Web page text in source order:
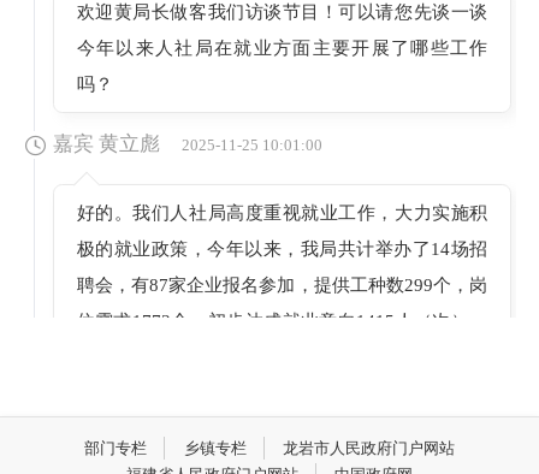
欢迎黄局长做客我们访谈节目！可以请您先谈一谈
今年以来人社局在就业方面主要开展了哪些工作
吗？
嘉宾 黄立彪 2025-11-25 10:01:00
好的。我们人社局高度重视就业工作，大力实施积
极的就业政策，今年以来，我局共计举办了14场招
聘会，有87家企业报名参加，提供工种数299个，岗
位需求1773个，初步达成就业意向1415人（次）。
会零工驿站、古田镇零工驿站、才溪镇溪北村零工
部门专栏 乡镇专栏
龙岩市人民政府门户网站